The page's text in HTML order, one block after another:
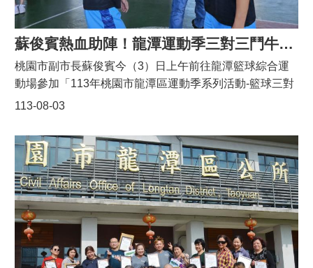
蘇俊賓熱血助陣！龍潭運動季三對三鬥牛賽熱鬧開打
113-08-03
桃園市副市長蘇俊賓今（3）日上午前往龍潭籃球綜合運
動場參加「113年桃園市龍潭區運動季系列活動-籃球三對
三鬥牛賽」。蘇副市長表示，自己在國高中時期也非常熱
青年事務局合作舉辦本場賽事，讓學生們在炎炎夏日能盡
情揮灑汗水和能量。蘇俊賓也在現場進行開球，為今日的
賽程揭開序幕，也祝福比賽順利。龍潭區運動季系列活動
吸引了超過2,000人次參與，涵蓋各年齡層的學生，成為
龍潭的一大傳統。蘇副市長強調，市府將持續支持這一活
動，確保龍潭區運動季每年暑假都能如期舉行。今天的
「籃球三對三鬥牛賽」是龍潭區運動季的重頭戲之一，共
有約120隊參賽，分為國小、國中、高中、壯年及公開組